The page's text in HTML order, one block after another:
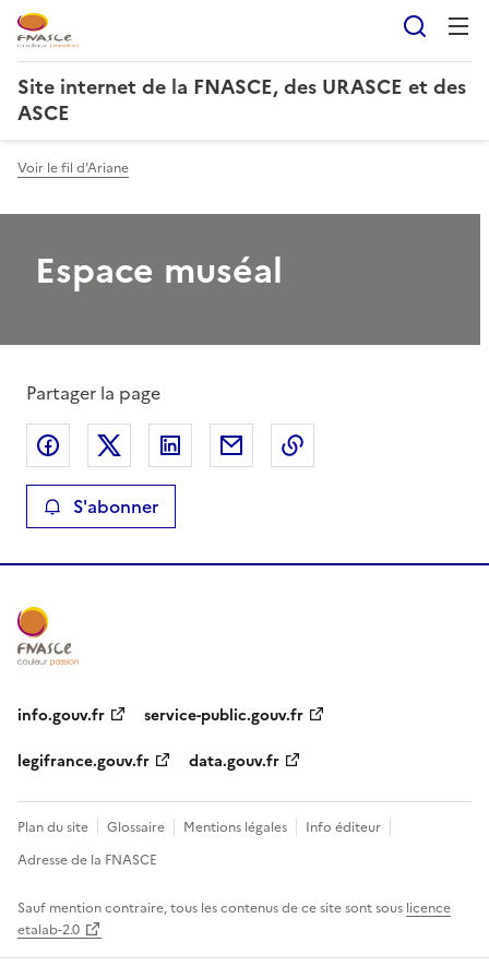
Site internet de la FNASCE, des URASCE et des
ASCE
Voir le fil d'Ariane
Espace muséal
Partager la page
Partager sur Facebook
Partager sur XPartager sur LinkedIn
Partager par email
S'abonner
info.gouv.fr
service-public.gouv.fr
legifrance.gouv.fr
data.gouv.fr
Plan du site Glossaire Mentions légales
Info éditeur
Adresse de la FNASCE
Sauf mention contraire, tous les contenus de ce site sont sous licence
etalab-2.0